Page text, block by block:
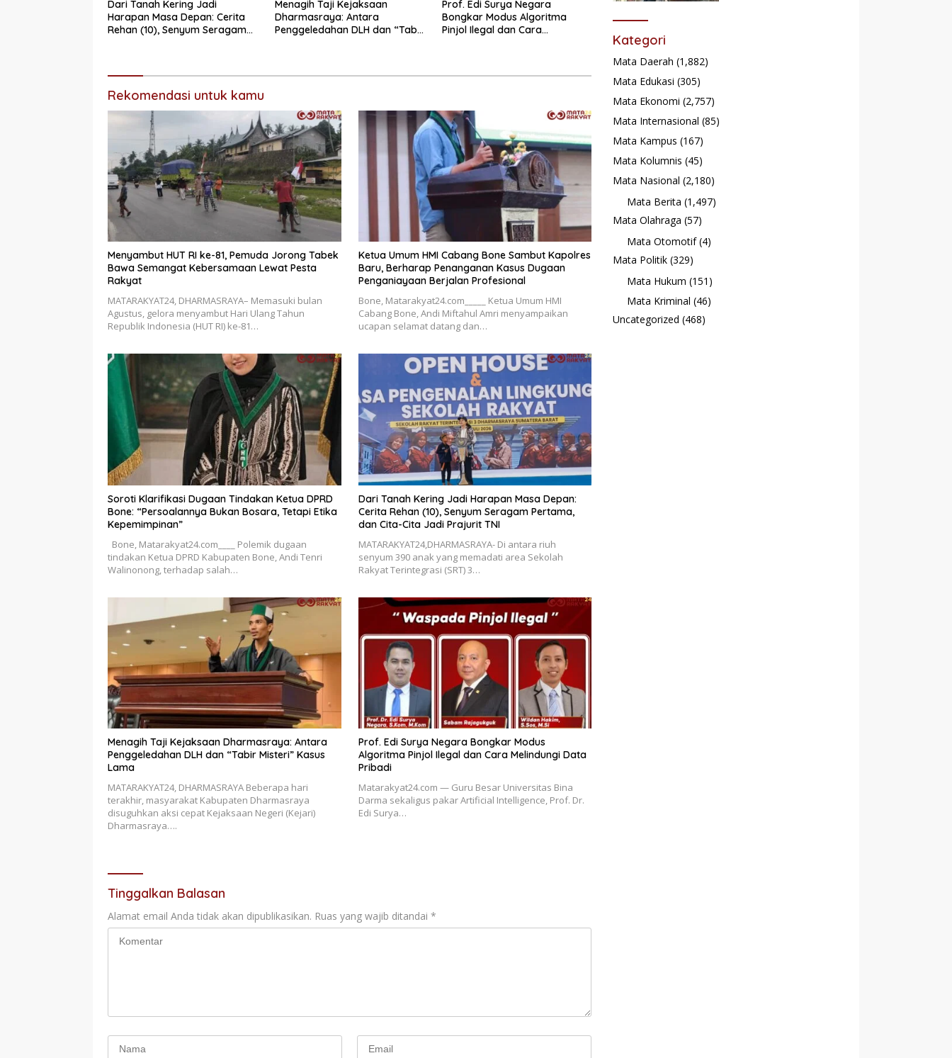
Dari Tanah Kering Jadi
Harapan Masa Depan: Cerita
Rehan (10), Senyum Seragam
Menagih Taji Kejaksaan
Dharmasraya: Antara
Penggeledahan DLH dan “Tabir
Prof. Edi Surya Negara
Bongkar Modus Algoritma
Pinjol Ilegal dan Cara
Rekomendasi untuk kamu
Menyambut HUT RI ke-81, Pemuda Jorong Tabek
Bawa Semangat Kebersamaan Lewat Pesta
Rakyat
MATARAKYAT24, DHARMASRAYA– Memasuki bulan
Agustus, gelora menyambut Hari Ulang Tahun
Republik Indonesia (HUT RI) ke-81…
Ketua Umum HMI Cabang Bone Sambut Kapolres
Baru, Berharap Penanganan Kasus Dugaan
Penganiayaan Berjalan Profesional
Bone, Matarakyat24.com_____ Ketua Umum HMI
Cabang Bone, Andi Miftahul Amri menyampaikan
ucapan selamat datang dan…
Soroti Klarifikasi Dugaan Tindakan Ketua DPRD
Bone: “Persoalannya Bukan Bosara, Tetapi Etika
Kepemimpinan”
Bone, Matarakyat24.com____ Polemik dugaan
tindakan Ketua DPRD Kabupaten Bone, Andi Tenri
Walinonong, terhadap salah…
Dari Tanah Kering Jadi Harapan Masa Depan:
Cerita Rehan (10), Senyum Seragam Pertama,
dan Cita-Cita Jadi Prajurit TNI
MATARAKYAT24,DHARMASRAYA- Di antara riuh
senyum 390 anak yang memadati area Sekolah
Rakyat Terintegrasi (SRT) 3…
Menagih Taji Kejaksaan Dharmasraya: Antara
Penggeledahan DLH dan “Tabir Misteri” Kasus
Lama
MATARAKYAT24, DHARMASRAYA Beberapa hari
terakhir, masyarakat Kabupaten Dharmasraya
disuguhkan aksi cepat Kejaksaan Negeri (Kejari)
Dharmasraya….
Prof. Edi Surya Negara Bongkar Modus
Algoritma Pinjol Ilegal dan Cara Melindungi Data
Pribadi
Matarakyat24.com — Guru Besar Universitas Bina
Darma sekaligus pakar Artificial Intelligence, Prof. Dr.
Edi Surya…
Tinggalkan Balasan
Alamat email Anda tidak akan dipublikasikan. Ruas yang wajib ditandai *
Kategori
Mata Daerah (1,882)
Mata Edukasi (305)
Mata Ekonomi (2,757)
Mata Internasional (85)
Mata Kampus (167)
Mata Kolumnis (45)
Mata Nasional (2,180)
Mata Berita (1,497)
Mata Olahraga (57)
Mata Otomotif(4)
Mata Politik (329)
Mata Hukum (151)
Mata Kriminal (46)
Uncategorized (468)